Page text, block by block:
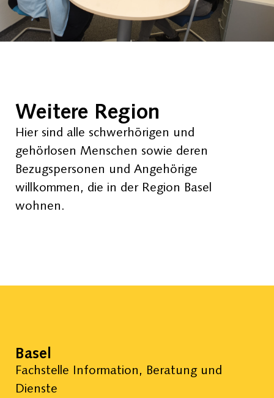
Weitere Region
Hier sind alle schwerhörigen und
gehörlosen Menschen sowie deren
Bezugspersonen und Angehörige
willkommen, die in der Region Basel
wohnen.
Basel
Fachstelle Information, Beratung und
Dienste